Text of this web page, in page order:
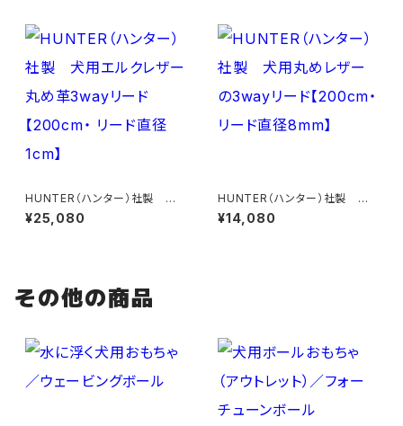
HUNTER（ハンター）社製 犬
用エルクレザー丸め革3wayリ
ード【200cm・ リード直径1c
¥25,080
HUNTER（ハンター）社製 犬
用丸めレザーの3wayリード【2
00cm・リード直径8mm】
¥14,080
その他の商品